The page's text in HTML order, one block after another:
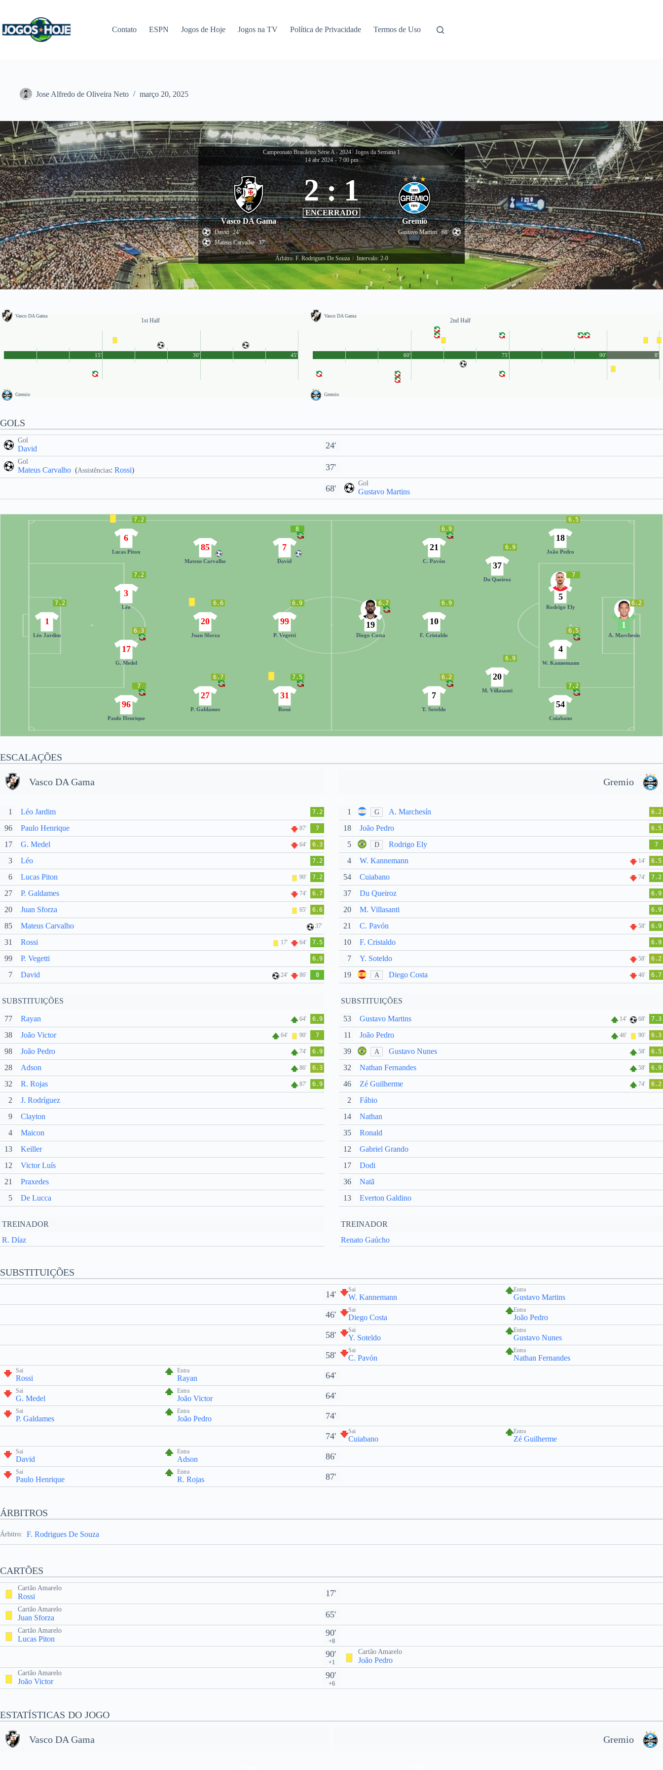
conteúdo
Contato ESPN Jogos de Hoje Jogos na TV Política de Privacidade Termos de Uso
Jose Alfredo de Oliveira Neto março 20, 2025
Campeonato Brasileiro Série A - 2024 Jogos da Semana 1
14 abr 2024 - 7:00 pm
Vasco DA Gama
2 : 1
ENCERRADO
Gremio
David 24'
Mateus Carvalho 37'
Gustavo Martins 68'
Árbitro: F. Rodrigues De Souza Intervalo: 2-0
Vasco DA Gama
1st Half
Gremio
45'
15' 30'
Vasco DA Gama
2nd Half
Gremio
90'
60' 75' 8'
GOLS
Gol
David 24'
Gol
Mateus Carvalho (Assistências: Rossi) 37'
68'
Gol
Gustavo Martins
7.2
1
Léo Jardim
7.2
6
Lucas Piton
7.2
3
Léo
6.3
17
G. Medel
7
96
Paulo Henrique
85
Mateus Carvalho
6.6
20
Juan Sforza
6.7
27
P. Galdames
8
7
David
6.9
99
P. Vegetti
7.5
31
Rossi
6.2
1
A. Marchesín
7.2
54
Cuiabano
6.5
4
W. Kannemann
7
5
Rodrigo Ely
6.5
18
João Pedro
6.9
20
M. Villasanti
6.9
37
Du Queiroz
6.2
7
Y. Soteldo
6.9
10
F. Cristaldo
6.9
21
C. Pavón
6.7
19
Diego Costa
ESCALAÇÕES
Vasco DA Gama
1 Léo Jardim 7.2
96 Paulo Henrique 87' 7
17 G. Medel 64' 6.3
3 Léo 7.2
6 Lucas Piton 90' 7.2
27 P. Galdames 74' 6.7
20 Juan Sforza 65' 6.6
85 Mateus Carvalho 37'
31 Rossi 17' 64' 7.5
99 P. Vegetti 6.9
7 David 24' 86' 8
SUBSTITUIÇÕES
77 Rayan 64' 6.9
38 João Victor 64' 90' 7
98 João Pedro 74' 6.9
28 Adson 86' 6.3
32 R. Rojas 87' 6.9
2
J. Rodríguez
9
Clayton
4
Maicon
13
Keiller
12
Victor Luís
21
Praxedes
5
De Lucca
TREINADOR
R. Díaz
Gremio
1 G A. Marchesín 6.2
18 João Pedro 6.5
5 D Rodrigo Ely 7
4 W. Kannemann 14' 6.5
54 Cuiabano 74' 7.2
37 Du Queiroz 6.9
20 M. Villasanti 6.9
21 C. Pavón 58' 6.9
10 F. Cristaldo 6.9
7 Y. Soteldo 58' 6.2
19 A Diego Costa 46' 6.7
SUBSTITUIÇÕES
53 Gustavo Martins 14' 68' 7.3
11 João Pedro 46' 90' 6.3
39 A Gustavo Nunes 58' 6.5
32 Nathan Fernandes 58' 6.9
46 Zé Guilherme 74' 6.2
2
Fábio
14
Nathan
35
Ronald
12
Gabriel Grando
17
Dodi
36
Natã
13
Everton Galdino
TREINADOR
Renato Gaúcho
SUBSTITUIÇÕES
14' Sai
W. Kannemann
Entra
Gustavo Martins
46' Sai
Diego Costa
Entra
João Pedro
58' Sai
Y. Soteldo
Entra
Gustavo Nunes
58' Sai
C. Pavón
Entra
Nathan Fernandes
Sai
Rossi
Entra
Rayan 64'
Sai
G. Medel
Entra
João Victor 64'
Sai
P. Galdames
Entra
João Pedro 74'
74' Sai
Cuiabano
Entra
Zé Guilherme
Sai
David
Entra
Adson 86'
Sai
Paulo Henrique
Entra
R. Rojas 87'
ÁRBITROS
Árbitro: F. Rodrigues De Souza
CARTÕES
Cartão Amarelo
Rossi 17'
Cartão Amarelo
Juan Sforza 65'
Cartão Amarelo
Lucas Piton
90'
+8
90'
+1
Cartão Amarelo
João Pedro
Cartão Amarelo
João Victor
90'
+6
ESTATÍSTICAS DO JOGO
Vasco DA Gama Gremio